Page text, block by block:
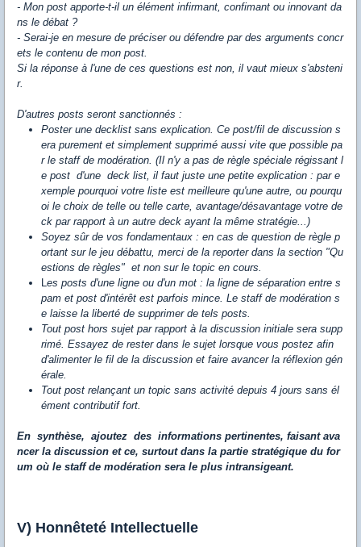
- Mon post apporte-t-il un élément infirmant, confimant ou innovant da
ns le débat ?
- Serai-je en mesure de préciser ou défendre par des arguments concr
ets le contenu de mon post.
Si la réponse à l'une de ces questions est non, il vaut mieux s'absteni
r.
D'autres posts seront sanctionnés :
Poster une decklist sans explication. Ce post/fil de discussion s
era purement et simplement supprimé aussi vite que possible pa
r le staff de modération. (Il n'y a pas de règle spéciale régissant l
e post d'une deck list, il faut juste une petite explication : par e
xemple pourquoi votre liste est meilleure qu'une autre, ou pourqu
oi le choix de telle ou telle carte, avantage/désavantage votre de
ck par rapport à un autre deck ayant la même stratégie...)
Soyez sûr de vos fondamentaux : en cas de question de règle p
ortant sur le jeu débattu, merci de la reporter dans la section "Qu
estions de règles" et non sur le topic en cours.
Les posts d'une ligne ou d'un mot : la ligne de séparation entre s
pam et post d'intérêt est parfois mince. Le staff de modération s
e laisse la liberté de supprimer de tels posts.
Tout post hors sujet par rapport à la discussion initiale sera supp
rimé. Essayez de rester dans le sujet lorsque vous postez afin
d'alimenter le fil de la discussion et faire avancer la réflexion gén
érale.
Tout post relançant un topic sans activité depuis 4 jours sans él
ément contributif fort.
En synthèse, ajoutez des informations pertinentes, faisant ava
ncer la discussion et ce, surtout dans la partie stratégique du for
um où le staff de modération sera le plus intransigeant.
V) Honnêteté Intellectuelle